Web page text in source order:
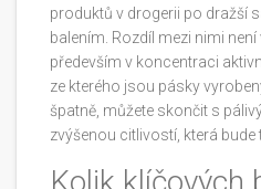
produktů v drogerii po dražší
balením. Rozdíl mezi nimi není
především v koncentraci
ze kterého jsou pásky
špatně, můžete skončit s
zvýšenou citlivostí, která bude